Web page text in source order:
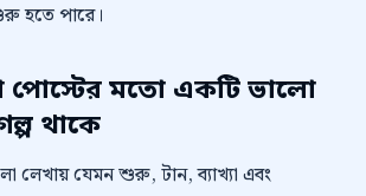
হতে পারে।
পোস্টের মতো একটি ভালো
থাকে
লেখায় যেমন শুরু, টান, ব্যাখ্যা এবং